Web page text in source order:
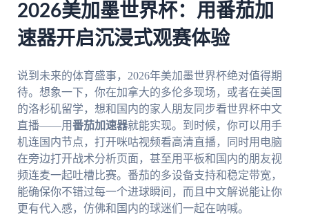
2026美加墨世界杯：用番茄加
速器开启沉浸式观赛体验
说到未来的体育盛事，2026年美加墨世界杯绝对值得期
待。想象一下，你在加拿大的多伦多现场，或者在美国
的洛杉矶留学，想和国内的家人朋友同步看世界杯中文
直播——用番茄加速器就能实现。到时候，你可以用手
机连国内节点，打开咪咕视频看高清直播，同时用电脑
在旁边打开战术分析页面，甚至用平板和国内的朋友视
频连麦一起吐槽比赛。番茄的多设备支持和稳定带宽，
能确保你不错过每一个进球瞬间，而且中文解说能让你
更有代入感，仿佛和国内的球迷们一起在呐喊。